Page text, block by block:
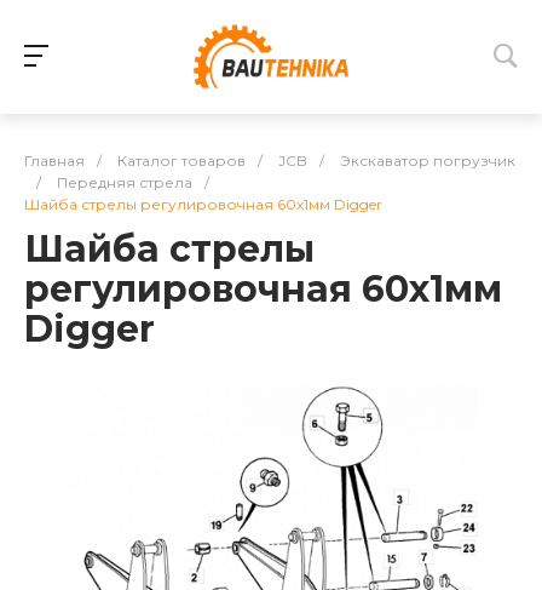
Главная / Каталог товаров / JCB /
Экскаватор погрузчик
/
Передняя стрела
/
Шайба стрелы регулировочная 60х1мм Digger
Шайба стрелы
регулировочная 60х1мм
Digger